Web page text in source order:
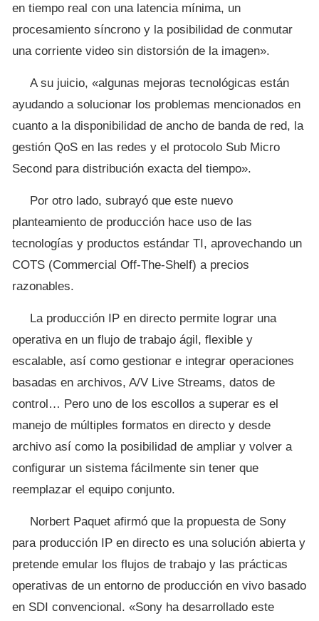
en tiempo real con una latencia mínima, un
procesamiento síncrono y la posibilidad de conmutar
una corriente video sin distorsión de la imagen».
A su juicio, «algunas mejoras tecnológicas están
ayudando a solucionar los problemas mencionados en
cuanto a la disponibilidad de ancho de banda de red, la
gestión QoS en las redes y el protocolo Sub Micro
Second para distribución exacta del tiempo».
Por otro lado, subrayó que este nuevo
planteamiento de producción hace uso de las
tecnologías y productos estándar TI, aprovechando un
COTS (Commercial Off-The-Shelf) a precios
razonables.
La producción IP en directo permite lograr una
operativa en un flujo de trabajo ágil, flexible y
escalable, así como gestionar e integrar operaciones
basadas en archivos, A/V Live Streams, datos de
control… Pero uno de los escollos a superar es el
manejo de múltiples formatos en directo y desde
archivo así como la posibilidad de ampliar y volver a
configurar un sistema fácilmente sin tener que
reemplazar el equipo conjunto.
Norbert Paquet afirmó que la propuesta de Sony
para producción IP en directo es una solución abierta y
pretende emular los flujos de trabajo y las prácticas
operativas de un entorno de producción en vivo basado
en SDI convencional. «Sony ha desarrollado este